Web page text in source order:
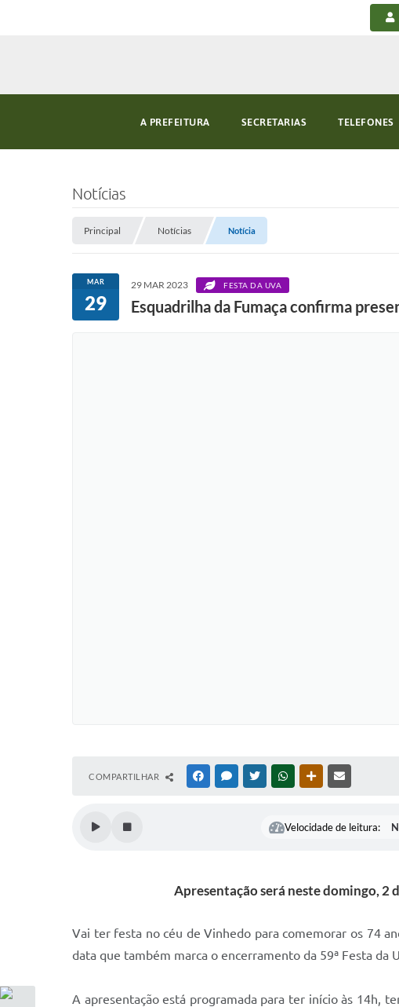
A PREFEITURA SECRETARIAS TELEFONES
Notícias
Principal Notícias Notícia
MAR
29
29 MAR 2023 FESTA DA UVA
Esquadrilha da Fumaça confirma
COMPARTILHAR FACEBOOKMESSENGER
TWITTERWHATSAPPOUTRAS MÍDIAS
Velocidade de leitura:
Apresentação será neste domingo, 2
Vai ter festa no céu de Vinhedo para comemorar os 74
data que também marca o encerramento da 59ª Festa da
A apresentação está programada para ter início às 14h,